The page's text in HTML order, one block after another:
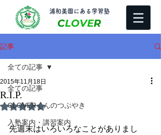
​浦和美園にある学習塾
CLOVER
記事
全ての記事
CLOVERくんのつぶやき
入塾案内・講習案内
全ての記事
R.I.P.
2015年11月18日
5つ星のうちNaNと評価されています。
先週末はいろいろなことがありまし